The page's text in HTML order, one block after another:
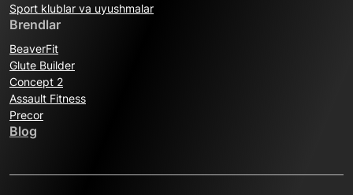
Sport klublar va uyushmalar
Brendlar
BeaverFit
Glute Builder
Concept 2
Assault Fitness
Precor
Blog